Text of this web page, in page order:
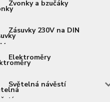
Zvonky a bzučáky
Zásuvky 230V na DIN
Elektroměry
Světelná návěstí